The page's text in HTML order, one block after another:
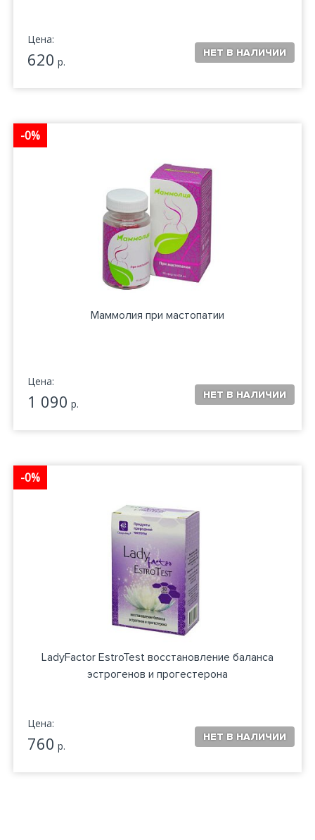
Цена:
620 р.
-0%
Маммолия при мастопатии
Цена:
1 090 р.
-0%
LadyFactor EstroTest восстановление баланса
эстрогенов и прогестерона
Цена:
760 р.